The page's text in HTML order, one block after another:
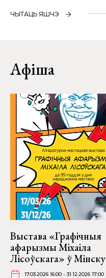
ЧЫТАЦЬ ЯШЧЭ
Афіша
Выстава «Графічныя
афарызмы Міхаіла
Лісоўскага» ў Мінску
17.03.2026 16:00 - 31.12.2026 17:00